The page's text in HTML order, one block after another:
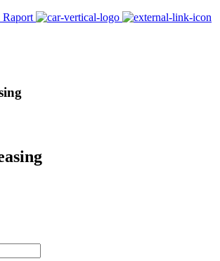
Raport